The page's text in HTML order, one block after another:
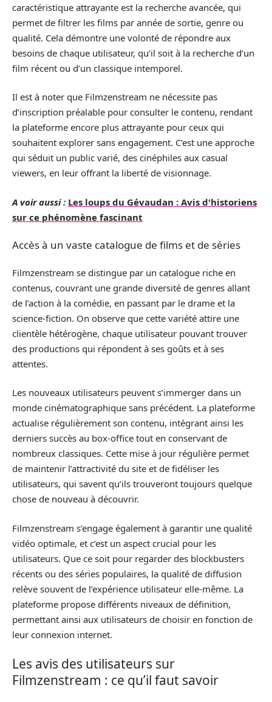
caractéristique attrayante est la recherche avancée, qui
permet de filtrer les films par année de sortie, genre ou
qualité. Cela démontre une volonté de répondre aux
besoins de chaque utilisateur, qu’il soit à la recherche d’un
film récent ou d’un classique intemporel.
Il est à noter que Filmzenstream ne nécessite pas
d’inscription préalable pour consulter le contenu, rendant
la plateforme encore plus attrayante pour ceux qui
souhaitent explorer sans engagement. C’est une approche
qui séduit un public varié, des cinéphiles aux casual
viewers, en leur offrant la liberté de visionnage.
A voir aussi : Les loups du Gévaudan : Avis d'historiens
sur ce phénomène fascinant
Accès à un vaste catalogue de films et de séries
Filmzenstream se distingue par un catalogue riche en
contenus, couvrant une grande diversité de genres allant
de l’action à la comédie, en passant par le drame et la
science-fiction. On observe que cette variété attire une
clientèle hétérogène, chaque utilisateur pouvant trouver
des productions qui répondent à ses goûts et à ses
attentes.
Les nouveaux utilisateurs peuvent s’immerger dans un
monde cinématographique sans précédent. La plateforme
actualise régulièrement son contenu, intégrant ainsi les
derniers succès au box-office tout en conservant de
nombreux classiques. Cette mise à jour régulière permet
de maintenir l’attractivité du site et de fidéliser les
utilisateurs, qui savent qu’ils trouveront toujours quelque
chose de nouveau à découvrir.
Filmzenstream s’engage également à garantir une qualité
vidéo optimale, et c’est un aspect crucial pour les
utilisateurs. Que ce soit pour regarder des blockbusters
récents ou des séries populaires, la qualité de diffusion
relève souvent de l’expérience utilisateur elle-même. La
plateforme propose différents niveaux de définition,
permettant ainsi aux utilisateurs de choisir en fonction de
leur connexion internet.
Les avis des utilisateurs sur
Filmzenstream : ce qu’il faut savoir